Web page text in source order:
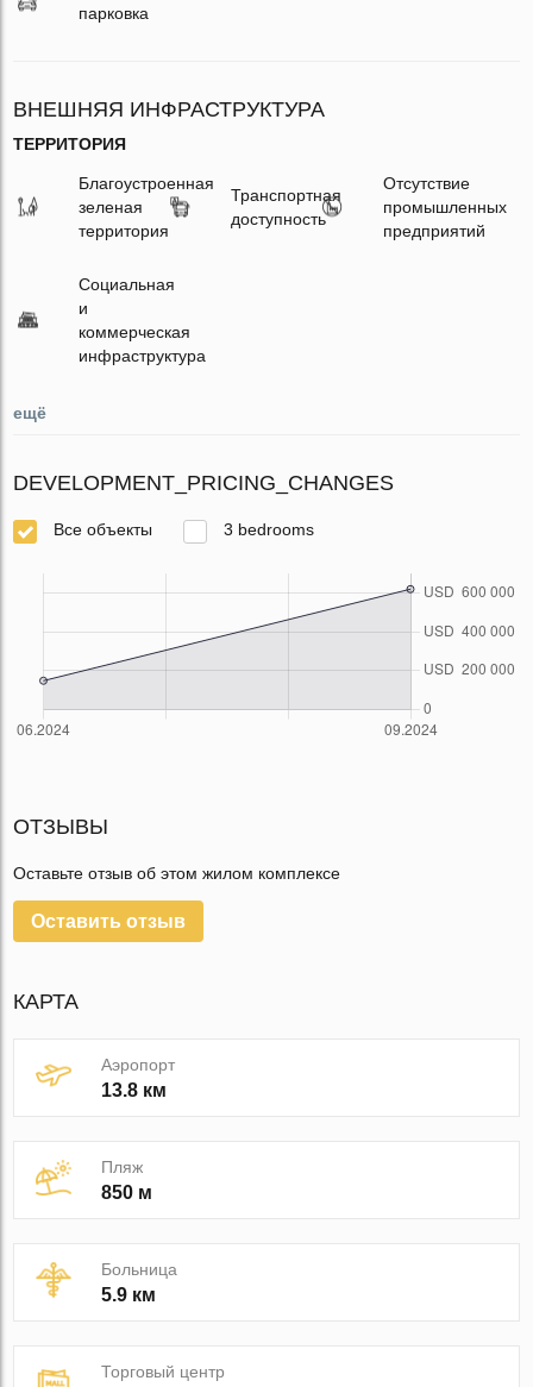
парковка
ВНЕШНЯЯ ИНФРАСТРУКТУРА
ТЕРРИТОРИЯ
Благоустроенная
зеленая
территория
Транспортная
доступность
Отсутствие
промышленных
предприятий
Социальная
и
коммерческая
инфраструктура
ещё
DEVELOPMENT_PRICING_CHANGES
Все объекты 3 bedrooms
ОТЗЫВЫ
Оставьте отзыв об этом жилом комплексе
Оставить отзыв
КАРТА
Аэропорт
13.8 км
Пляж
850 м
Больница
5.9 км
Торговый центр